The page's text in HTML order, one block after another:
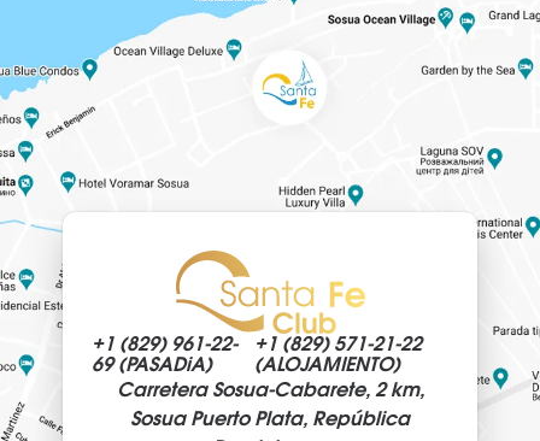
+1 (829) 961-22-
69 (PASADiA)
+1 (829) 571-21-22
(ALOJAMIENTO)
Carretera Sosua-Cabarete, 2 km,
Sosua Puerto Plata, República